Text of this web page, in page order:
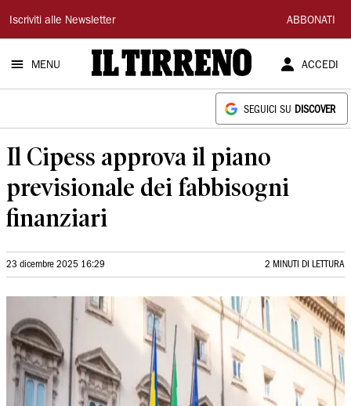
Il
Tirreno
Iscriviti alle Newsletter ABBONATI
MENU ACCEDI
SEGUICI SU DISCOVER
Il Cipess approva il piano
previsionale dei fabbisogni
finanziari
23 dicembre 2025 16:29 2 MINUTI DI LETTURA